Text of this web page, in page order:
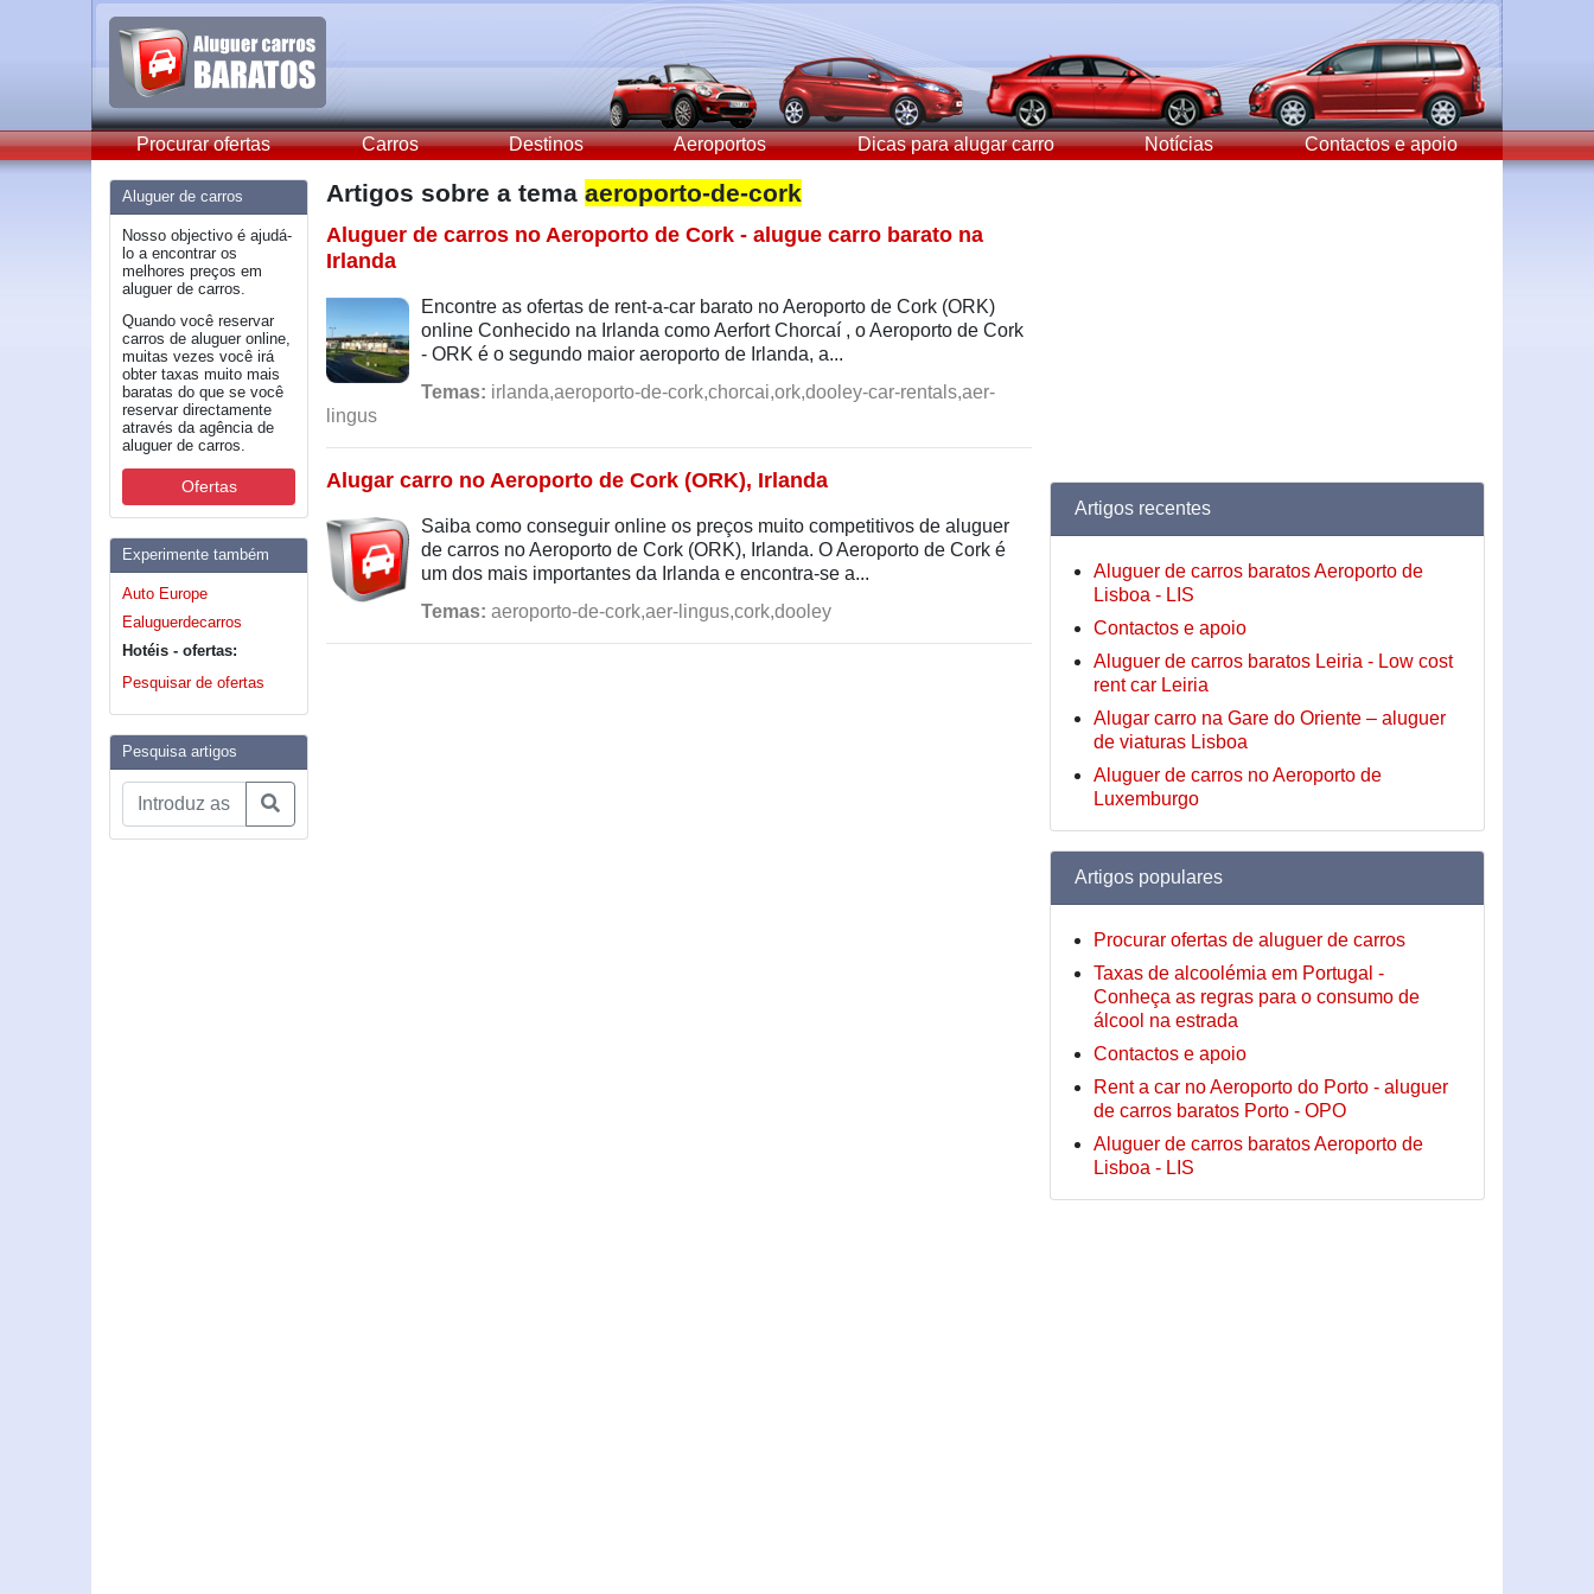
Procurar ofertas Carros Destinos Aeroportos Dicas para alugar carro Notícias Contactos e apoio
Aluguer de carros
Nosso objectivo é ajudá-
lo a encontrar os
melhores preços em
aluguer de carros.
Quando você reservar
carros de aluguer online,
muitas vezes você irá
obter taxas muito mais
baratas do que se você
reservar directamente
através da agência de
aluguer de carros.
Ofertas
Experimente também
Auto Europe
Ealuguerdecarros
Hotéis - ofertas:
Pesquisar de ofertas
Pesquisa artigos
Artigos sobre a temaaeroporto-de-cork
Aluguer de carros no Aeroporto de Cork - alugue carro barato na
Irlanda
Encontre as ofertas de rent-a-car barato no Aeroporto de Cork (ORK)
online Conhecido na Irlanda como Aerfort Chorcaí , o Aeroporto de Cork
- ORK é o segundo maior aeroporto de Irlanda, a...
Temas: irlanda,aeroporto-de-cork,chorcai,ork,dooley-car-rentals,aer-
lingus
Alugar carro no Aeroporto de Cork (ORK), Irlanda
Saiba como conseguir online os preços muito competitivos de aluguer
de carros no Aeroporto de Cork (ORK), Irlanda. O Aeroporto de Cork é
um dos mais importantes da Irlanda e encontra-se a...
Temas: aeroporto-de-cork,aer-lingus,cork,dooley
Artigos recentes
Aluguer de carros baratos Aeroporto de
Lisboa - LIS
Contactos e apoio
Aluguer de carros baratos Leiria - Low cost
rent car Leiria
Alugar carro na Gare do Oriente – aluguer
de viaturas Lisboa
Aluguer de carros no Aeroporto de
Luxemburgo
Artigos populares
Procurar ofertas de aluguer de carros
Taxas de alcoolémia em Portugal -
Conheça as regras para o consumo de
álcool na estrada
Contactos e apoio
Rent a car no Aeroporto do Porto - aluguer
de carros baratos Porto - OPO
Aluguer de carros baratos Aeroporto de
Lisboa - LIS